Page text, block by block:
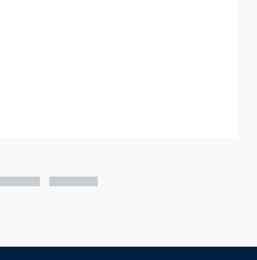
verändert und